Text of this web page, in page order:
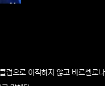
으로 이적하지 않고 바르셀로